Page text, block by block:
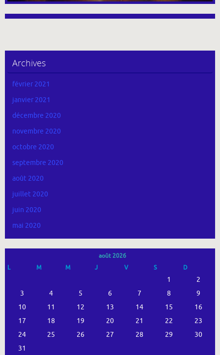
Archives
février 2021
janvier 2021
décembre 2020
novembre 2020
octobre 2020
septembre 2020
août 2020
juillet 2020
juin 2020
mai 2020
août 2026
L
M M J V S D
1
2
3
4 5 6 7 8
9
10
11 12 13 14 15
16
17
18 19 20 21 22
23
24
25 26 27 28 29
30
31